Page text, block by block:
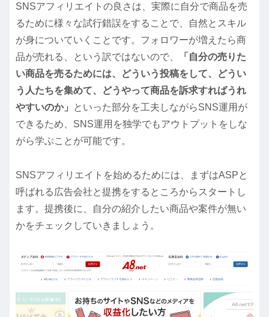
SNSアフィリエイトの良さは、実際に自分で商品を売
るために様々な試行錯誤をすることで、自然とスキル
が身についていくことです。フォロワーが増えたら商
品が売れる、という訳ではないので、
「自分の売りた
い商品を売るためには、どういう投稿をして、どうい
う人たちを集めて、どうやって商品を訴求すればうれ
やすいのか」
といった部分を工夫しながらSNS運用が
できるため、SNS運用を独学でもアウトプットをしな
がら学ぶことが可能です。
SNSアフィリエイトを始めるためには、まずはASPと
呼ばれる広告会社と提携をするところからスタートし
ます。提携後に、自分の紹介したい商品や案件が無い
かをチェックしていきましょう。